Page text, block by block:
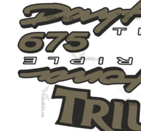
Этот
товар
имеет
несколько
вариаций.
Опции
можно
выбрать